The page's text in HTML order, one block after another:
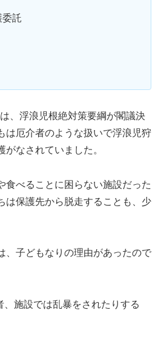
委託
、浮浪児根絶対策要綱が閣議決
は厄介者のような扱いで浮浪児狩
がなされていました。
食べることに困らない施設だった
は保護先から脱走することも、少
、子どもなりの理由があったので
、施設では乱暴をされたりする